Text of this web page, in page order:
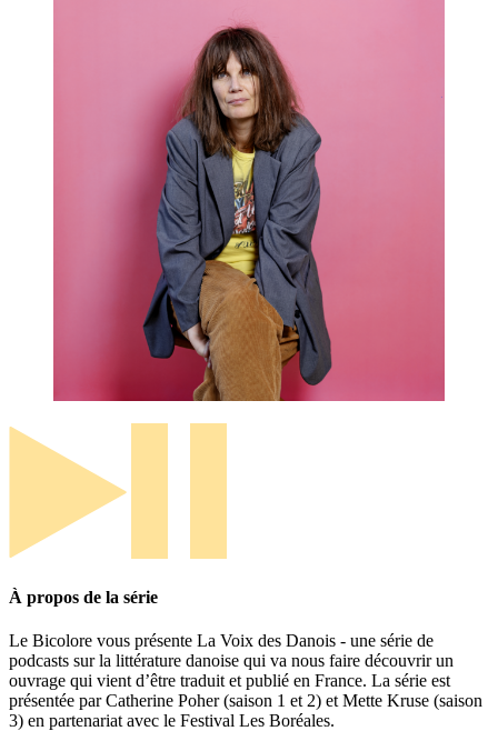
À propos de la série
Le Bicolore vous présente La Voix des Danois - une série de
podcasts sur la littérature danoise qui va nous faire découvrir un
ouvrage qui vient d’être traduit et publié en France. La série est
présentée par Catherine Poher (saison 1 et 2) et Mette Kruse (saison
3) en partenariat avec le Festival Les Boréales.